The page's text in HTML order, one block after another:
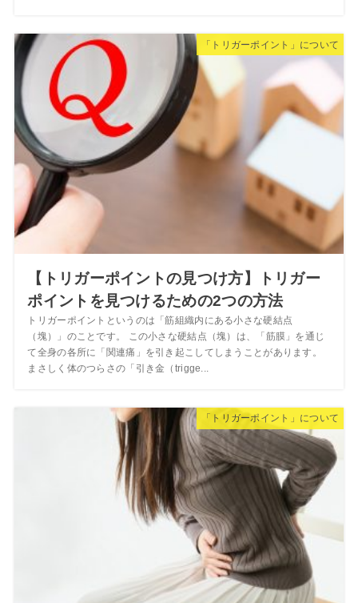
「トリガーポイント」について
【トリガーポイントの見つけ方】トリガー
ポイントを見つけるための2つの方法
トリガーポイントというのは「筋組織内にある小さな硬結点
（塊）」のことです。 この小さな硬結点（塊）は、「筋膜」を通じ
て全身の各所に「関連痛」を引き起こしてしまうことがあります。
まさしく体のつらさの「引き金（trigge...
「トリガーポイント」について